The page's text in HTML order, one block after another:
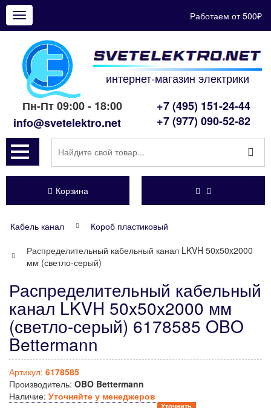
Показать
меню
Работаем от 500₽
интернет-магазин электрики
Пн-Пт 09:00 - 18:00
info@svetelektro.net
+7 (495) 151-24-44
+7 (977) 090-52-82
Корзина
Кабель канал
Короб пластиковый
Распределительный кабельный канал LKVH 50x50x2000
мм (светло-серый)
Распределительный кабельный
канал LKVH 50x50x2000 мм
(светло-серый) 6178585 OBO
Bettermann
Артикул: 6178585
Производитель: OBO Bettermann
Наличие: Уточняйте у менеджеров
Уточнить